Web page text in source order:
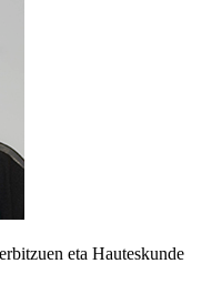
eta Hauteskunde